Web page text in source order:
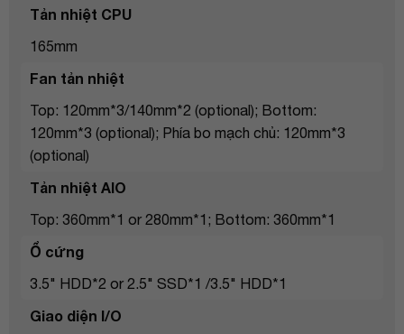
Tản nhiệt CPU
165mm
Fan tản nhiệt
Top: 120mm*3/140mm*2 (optional); Bottom:
120mm*3 (optional); Phía bo mạch chủ: 120mm*3
(optional)
Tản nhiệt AIO
Top: 360mm*1 or 280mm*1; Bottom: 360mm*1
Ổ cứng
3.5" HDD*2 or 2.5" SSD*1 /3.5" HDD*1
Giao diện I/O